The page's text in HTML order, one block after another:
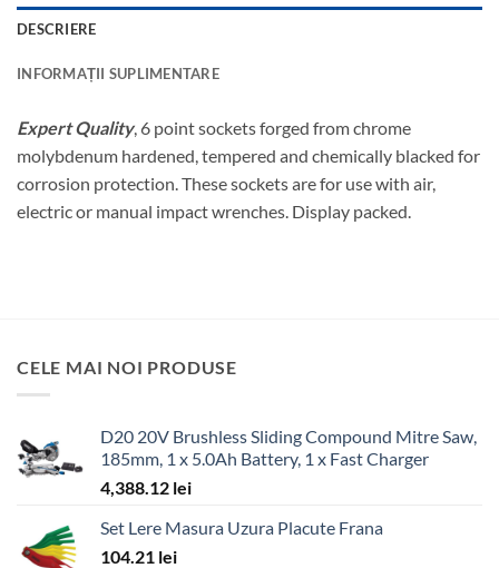
DESCRIERE
INFORMAȚII SUPLIMENTARE
Expert Quality, 6 point sockets forged from chrome
molybdenum hardened, tempered and chemically blacked for
corrosion protection. These sockets are for use with air,
electric or manual impact wrenches. Display packed.
CELE MAI NOI PRODUSE
D20 20V Brushless Sliding Compound Mitre Saw,
185mm, 1 x 5.0Ah Battery, 1 x Fast Charger
4,388.12 lei
Set Lere Masura Uzura Placute Frana
104.21 lei